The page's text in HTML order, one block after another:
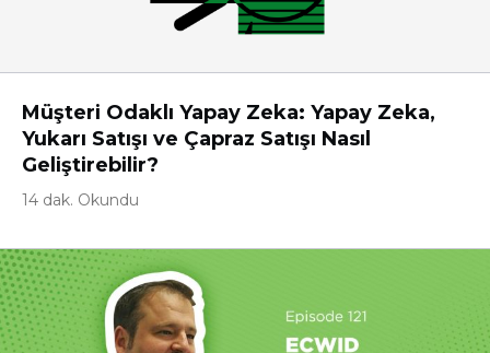
Müşteri Odaklı Yapay Zeka: Yapay Zeka,
Yukarı Satışı ve Çapraz Satışı Nasıl
Geliştirebilir?
14 dak. Okundu